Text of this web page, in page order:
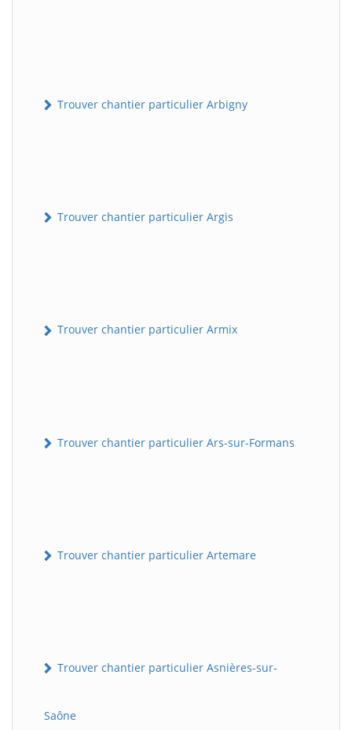
Trouver chantier particulier Arbigny
Trouver chantier particulier Argis
Trouver chantier particulier Armix
Trouver chantier particulier Ars-sur-Formans
Trouver chantier particulier Artemare
Trouver chantier particulier Asnières-sur-
Saône